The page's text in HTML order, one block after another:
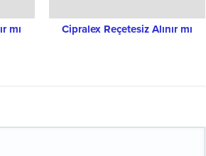
mı Cipralex Reçetesiz Alınır mı